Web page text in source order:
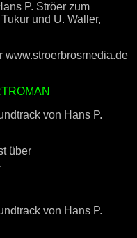
P. Ströer zum
und U. Waller,
www.stroerbrosmedia.de
von Hans P.
über
von Hans P.